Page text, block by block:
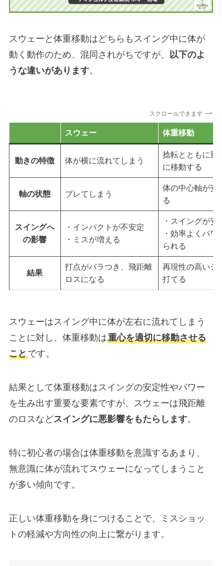
スウェーと体重移動はどちらもスイング中に体が
動く動作のため、混同されがちですが、 以下のよ
うな違いがあります。
スクロールできます
スウェー 体重移動
動きの特徴 体が横に流れてしまう
捻転とともに重
に移動する
軸の状態 ブレてしまう
体の中心軸が安
る
スイングへ
の影響
・インパクトが不安定
・ミスが増える
・スイングが安
・効率よくパワ
られる
結果
打点がバラつき、飛距離
ロスになる
再現性の高いシ
打てる
スウェーはスイング中に体が左右に流れてしまう
ことに対し、体重移動は重心を適切に移動させる
ことです。
結果として体重移動はスイングの安定性やパワー
を生み出す重要な要素ですが、スウェーは飛距離
のロスなどスイングに悪影響をもたらします。
特に初心者の場合は体重移動を意識するあまり、
無意識に体が流れてスウェーになってしまうこと
が多い傾向です。
正しい体重移動を身につけることで、ミスショッ
トの軽減や方向性の向上に繋がります。